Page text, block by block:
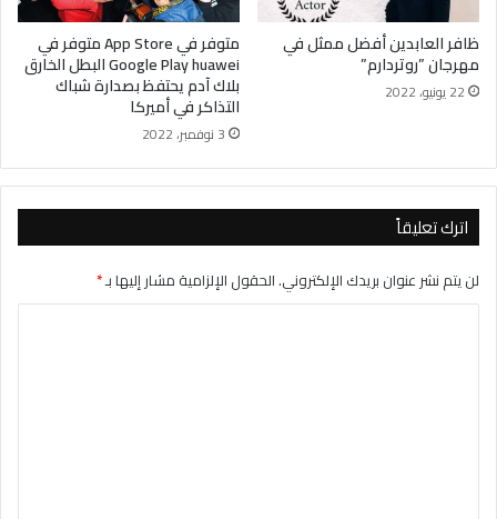
ظافر العابدين أفضل ممثل في
مهرجان ”روتردارم”
22 يونيو، 2022
متوفر في App Store متوفر في
Google Play huawei البطل الخارق
بلاك آدم يحتفظ بصدارة شباك
التذاكر في أميركا
3 نوفمبر، 2022
اترك تعليقاً
لن يتم نشر عنوان بريدك الإلكتروني.الحقول الإلزامية مشار إليها بـ*